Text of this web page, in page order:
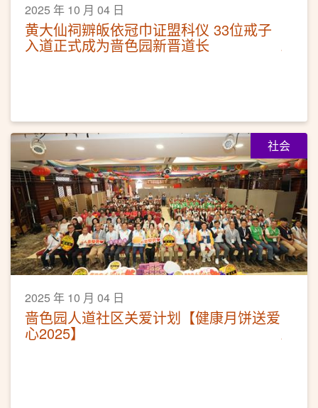
2025 年 10 月 04 日
黄大仙祠辧皈依冠巾证盟科仪 33位戒子
入道正式成为啬色园新晋道长
社会
2025 年 10 月 04 日
啬色园人道社区关爱计划【健康月饼送爱
心2025】